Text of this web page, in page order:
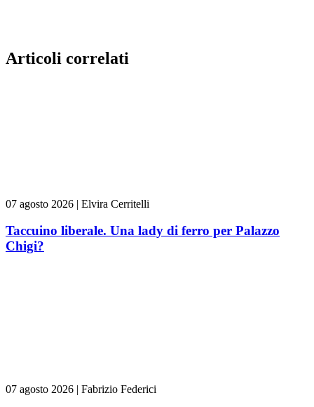
Articoli correlati
07 agosto 2026 | Elvira Cerritelli
Taccuino liberale. Una lady di ferro per Palazzo
Chigi?
07 agosto 2026 | Fabrizio Federici